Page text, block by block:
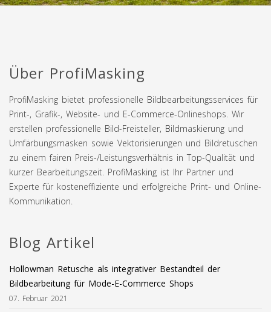
Über ProfiMasking
ProfiMasking bietet professionelle Bildbearbeitungsservices für
Print-, Grafik-, Website- und E-Commerce-Onlineshops. Wir
erstellen professionelle Bild-Freisteller, Bildmaskierung und
Umfärbungsmasken sowie Vektorisierungen und Bildretuschen
zu einem fairen Preis-/Leistungsverhältnis in Top-Qualität und
kurzer Bearbeitungszeit. ProfiMasking ist Ihr Partner und
Experte für kosteneffiziente und erfolgreiche Print- und Online-
Kommunikation.
Blog Artikel
Hollowman Retusche als integrativer Bestandteil der
Bildbearbeitung für Mode-E-Commerce Shops
07. Februar 2021